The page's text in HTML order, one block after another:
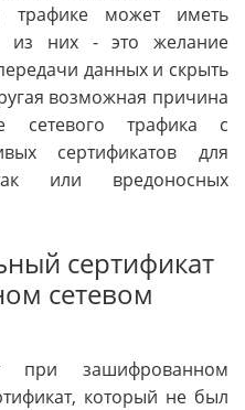
трафике может иметь
из них - это желание
данных и скрыть
возможная причина
сетевого трафика с
сертификатов для
или вредоносных
сертификат
сетевом
при зашифрованном
который не был